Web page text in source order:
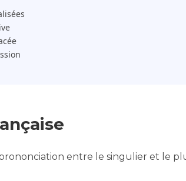
entre le singulier et le